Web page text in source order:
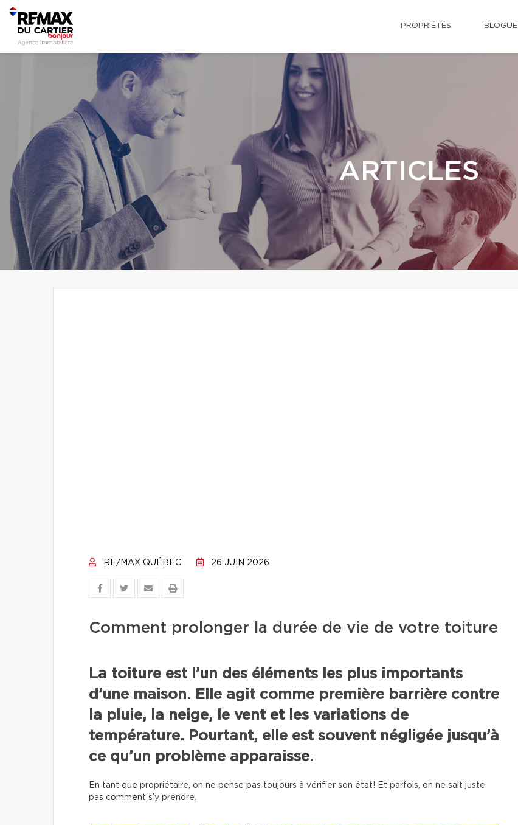
PROPRIÉTÉS BLOGUE
ARTICLES
RE/MAX QUÉBEC 26 JUIN 2026
Comment prolonger la durée de vie de votre toiture
La toiture est l’un des éléments les plus importants
d’une maison. Elle agit comme première barrière contre
la pluie, la neige, le vent et les variations de
température. Pourtant, elle est souvent négligée jusqu’à
ce qu’un problème apparaisse.
En tant que propriétaire, on ne pense pas toujours à vérifier son état! Et parfois, on ne sait juste
pas comment s’y prendre.